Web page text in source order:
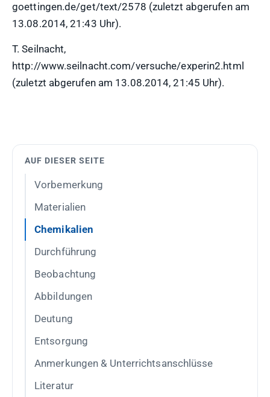
goettingen.de/get/text/2578 (zuletzt abgerufen am
13.08.2014, 21:43 Uhr).
T. Seilnacht,
http://www.seilnacht.com/versuche/experin2.html
(zuletzt abgerufen am 13.08.2014, 21:45 Uhr).
AUF DIESER SEITE
Vorbemerkung
Materialien
Chemikalien
Durchführung
Beobachtung
Abbildungen
Deutung
Entsorgung
Anmerkungen & Unterrichtsanschlüsse
Literatur